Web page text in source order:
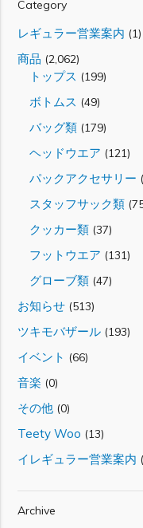
Category
レギュラー営業案内 (1)
商品 (2,062)
トップス (199)
ボトムス (49)
バッグ類(179)
ヘッドウエア (121)
パックアクセサリー
スタッフサック類
クッカー類(37)
フットウエア (131)
グローブ類(47)
お知らせ(513)
ツキモバザール(193)
イベント (66)
音楽 (0)
その他(0)
Teety Woo (13)
イレギュラー営業案内
Archive